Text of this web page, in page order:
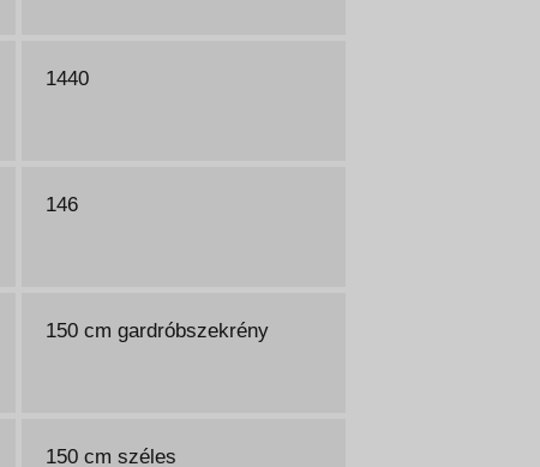
1440
146
150 cm gardróbszekrény
150 cm széles